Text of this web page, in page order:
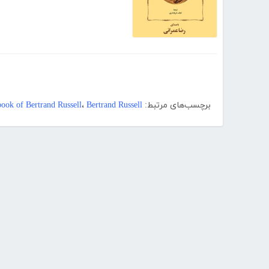
برچسب‌های مرتبط: of Bertrand Russell، Bertrand Russell